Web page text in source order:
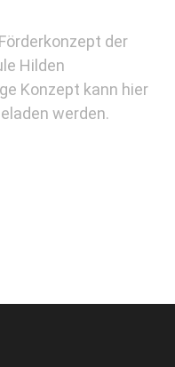
der
Hilden
Konzept kann hier
werden.